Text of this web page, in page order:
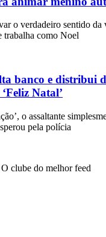
o verdadeiro sentido da
trabalha como Noel
banco e distribui
Natal’
o assaltante
pela polícia
clube do melhor feed